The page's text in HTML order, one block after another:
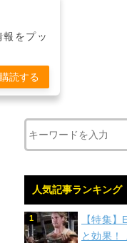
人気記事ランキング
【特集
と効果！
をプッ
購読する